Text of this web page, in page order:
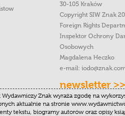
30-105 Kraków
Copyright SIW Znak
Foreign Rights
Inspektor Ochrony
Osobowych
Magdalena Heczko
e-mail:
newsletter >>
Wydawniczy Znak wyraża zgodę na
aktualnie na stronie
tekstu, biogramy autorów oraz opisy